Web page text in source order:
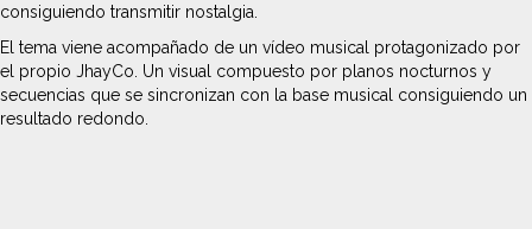
consiguiendo transmitir nostalgia.
El tema viene acompañado de un vídeo musical protagonizado por
el propio JhayCo. Un visual compuesto por planos nocturnos y
secuencias que se sincronizan con la base musical consiguiendo un
resultado redondo.